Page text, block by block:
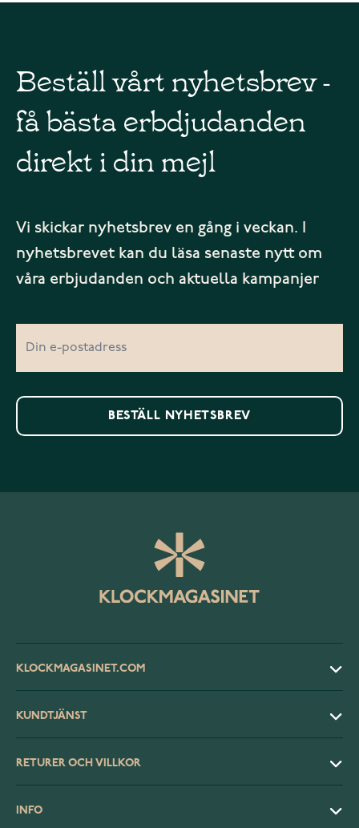
Beställ vårt nyhetsbrev -
få bästa erbdjudanden
direkt i din mejl
Vi skickar nyhetsbrev en gång i veckan. I
nyhetsbrevet kan du läsa senaste nytt om
våra erbjudanden och aktuella kampanjer
BESTÄLL NYHETSBREV
KLOCKMAGASINET.COM
KUNDTJÄNST
RETURER OCH VILLKOR
INFO